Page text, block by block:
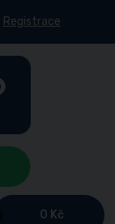
Registrace
0 Kč